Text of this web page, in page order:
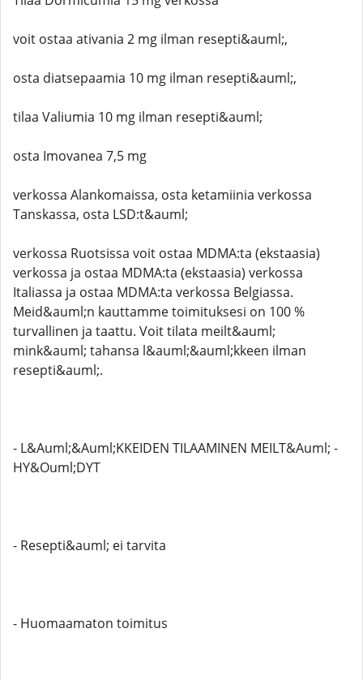
voit ostaa ativania 2 mg ilman resepti&auml;,
osta diatsepaamia 10 mg ilman resepti&auml;,
tilaa Valiumia 10 mg ilman resepti&auml;
osta Imovanea 7,5 mg
verkossa Alankomaissa, osta ketamiinia verkossa
Tanskassa, osta LSD:t&auml;
verkossa Ruotsissa voit ostaa MDMA:ta (ekstaasia)
verkossa ja ostaa MDMA:ta (ekstaasia) verkossa
Italiassa ja ostaa MDMA:ta verkossa Belgiassa.
Meid&auml;n kauttamme toimituksesi on 100 %
turvallinen ja taattu. Voit tilata meilt&auml;
mink&auml; tahansa l&auml;&auml;kkeen ilman
resepti&auml;.
- L&Auml;&Auml;KKEIDEN TILAAMINEN MEILT&Auml; -
HY&Ouml;DYT
- Resepti&auml; ei tarvita
- Huomaamaton toimitus